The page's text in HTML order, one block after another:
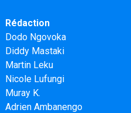
Rédaction
Dodo Ngovoka
Diddy Mastaki
Martin Leku
Nicole Lufungi
Muray K.
Adrien Ambanengo